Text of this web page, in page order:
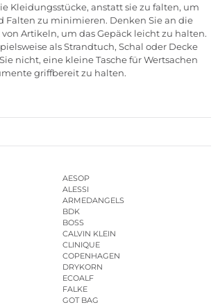
Kleidungsstücke, anstatt sie zu falten, um
Falten zu minimieren. Denken Sie an die
Artikeln, um das Gepäck leicht zu halten.
als Strandtuch, Schal oder Decke
nicht, eine kleine Tasche für Wertsachen
griffbereit zu halten.
AESOP
ALESSI
ARMEDANGELS
BDK
BOSS
CALVIN KLEIN
CLINIQUE
COPENHAGEN
DRYKORN
ECOALF
FALKE
GOT BAG